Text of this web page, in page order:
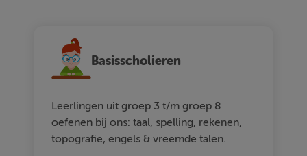
Basisscholieren
Leerlingen uit groep 3 t/m groep 8
oefenen bij ons: taal, spelling, rekenen,
topografie, engels & vreemde talen.